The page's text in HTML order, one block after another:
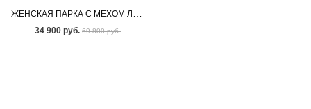
34 900 руб. 69 800 руб.